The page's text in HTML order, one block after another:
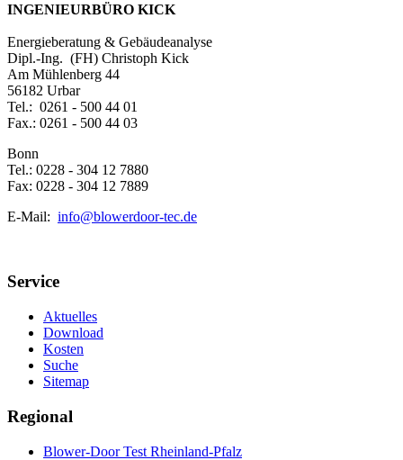
INGENIEURBÜRO KICK
Energieberatung & Gebäudeanalyse
Dipl.-Ing. (FH) Christoph Kick
Am Mühlenberg 44
56182 Urbar
Tel.: 0261 - 500 44 01
Fax.: 0261 - 500 44 03
Bonn
Tel.: 0228 - 304 12 7880
Fax: 0228 - 304 12 7889
E-Mail: info@blowerdoor-tec.de
Service
Aktuelles
Download
Kosten
Suche
Sitemap
Regional
Blower-Door Test Rheinland-Pfalz